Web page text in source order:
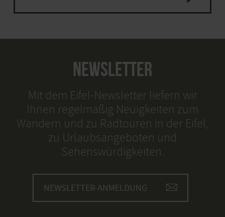
NEWSLETTER
Mit dem Eifel-Newsletter liefern wir
Ihnen regelmäßig Neuigkeiten zum
Wandern und zu Radtouren in der Eifel,
zu Urlaubsangeboten und
Sehenswürdigkeiten.
NEWSLETTER-ANMELDUNG